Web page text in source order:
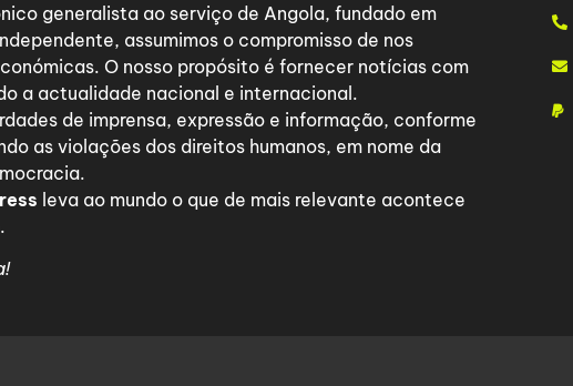
generalista ao serviço de Angola, fundado em
assumimos o compromisso de nos
O nosso propósito é fornecer notícias com
a actualidade nacional e internacional.
de imprensa, expressão e informação, conforme
as violações dos direitos humanos, em nome da
leva ao mundo o que de mais relevante acontece